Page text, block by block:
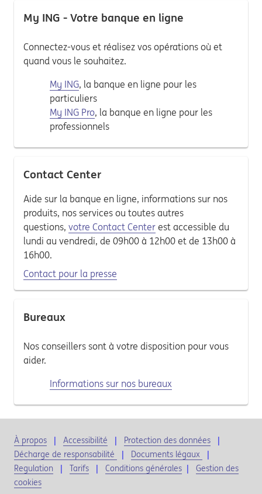
My ING - Votre banque en ligne
Connectez-vous et réalisez vos opérations où et
quand vous le souhaitez.
My ING, la banque en ligne pour les
particuliers
My ING Pro, la banque en ligne pour les
professionnels
Contact Center
Aide sur la banque en ligne, informations sur nos
produits, nos services ou toutes autres
questions, votre Contact Center est accessible du
lundi au vendredi, de 09h00 à 12h00 et de 13h00 à
16h00.
Contact pour la presse
Bureaux
Nos conseillers sont à votre disposition pour vous
aider.
Informations sur nos bureaux
À propos Accessibilité
Protection des données
Décharge de responsabilité
Documents légaux
Regulation
Tarifs Conditions générales | Gestion des
cookies